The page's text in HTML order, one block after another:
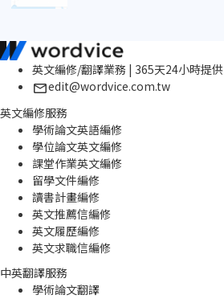
英文編修/翻譯業務 | 365天24小時提供
edit@wordvice.com.tw
英文編修服務
學術論文英語編修
學位論文英文編修
課堂作業英文編修
留學文件編修
讀書計畫編修
英文推薦信編修
英文履歷編修
英文求職信編修
中英翻譯服務
學術論文翻譯